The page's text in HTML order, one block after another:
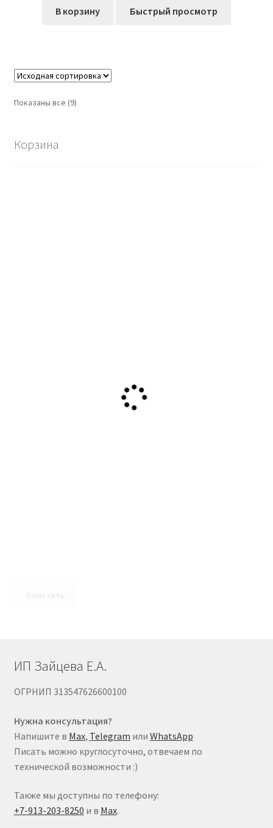
составляла846,00₽.
В корзину Быстрый просмотр
Показаны все (9)
Корзина
ИП Зайцева Е.А.
ОГРНИП 313547626600100
Нужна консультация?
Напишите в Max, Telegram или WhatsApp
Писать можно круглосуточно, отвечаем по
технической возможности :)
Также мы доступны по телефону:
+7-913-203-8250 и в Max.